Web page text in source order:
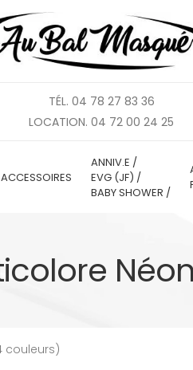
TÉL. 04 78 27 83 36
LOCATION. 04 72 00 24 25
ACCESSOIRES
ANNIV.E /
EVG (JF) /
BABY SHOWER /
couleurs)